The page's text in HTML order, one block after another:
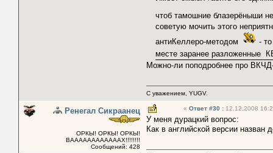
чтоб тамошние блазерёныши
советую мочить этого
антиКеллеро-методом
-
месте заранее разложенные
Можно-ли поподробнее про
С уважением, YUGV.
Ренегал Сикраанец
ОРКЫ! ОРКЫ! ОРКЫ!
ВААААААААААААХ!!!!!!!!
Сообщений: 428
« Ответ #30 : 12.12.2008
У меня дурацкий вопрос:
Как в английской версии